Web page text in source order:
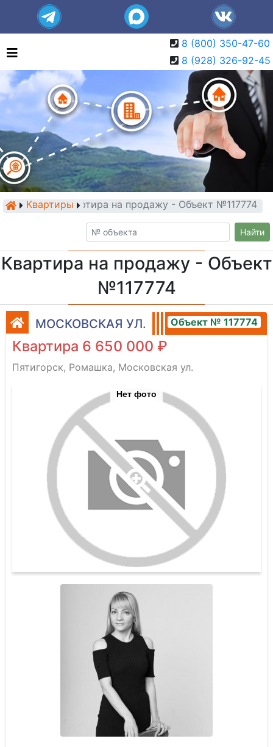
8 (800) 350-47-60
8 (928) 326-92-45
КвартирыКвартира на продажу - Объект №117774
Найти
Квартира на продажу - Объект
№117774
МОСКОВСКАЯ УЛ. Объект № 117774
Квартира 6 650 000 ₽
Пятигорск, Ромашка, Московская ул.
Нет фото